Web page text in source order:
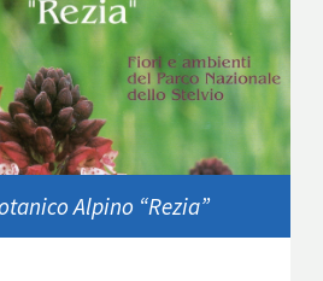
Alpino “Rezia”